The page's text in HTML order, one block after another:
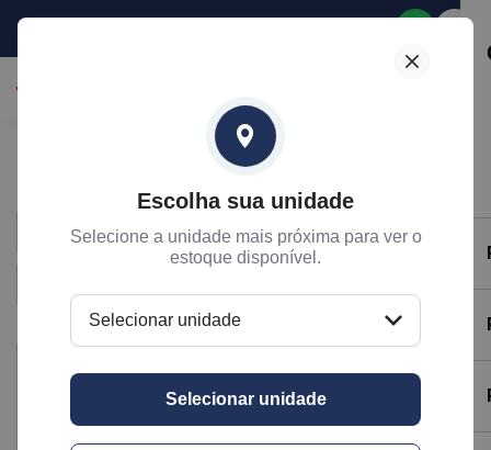
Escolha sua unidade
Selecione a unidade mais próxima para ver o
estoque disponível.
Selecionar unidade
Selecionar unidade